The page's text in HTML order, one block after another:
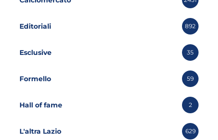
Editoriali 892
Esclusive 35
Formello 59
Hall of fame 2
L'altra Lazio 629